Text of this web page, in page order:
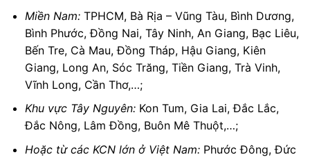
Miền Nam:TPHCM, Bà Rịa – Vũng Tàu, Bình Dương,
Bình Phước, Đồng Nai, Tây Ninh, An Giang, Bạc Liêu,
Bến Tre, Cà Mau, Đồng Tháp, Hậu Giang, Kiên
Giang, Long An, Sóc Trăng, Tiền Giang, Trà Vinh,
Vĩnh Long, Cần Thơ,…;
Khu vực Tây Nguyên:Kon Tum, Gia Lai, Đắc Lắc,
Đắc Nông, Lâm Đồng, Buôn Mê Thuột,…;
Hoặc từ các KCN lớn ở Việt Nam:Phước Đông, Đức